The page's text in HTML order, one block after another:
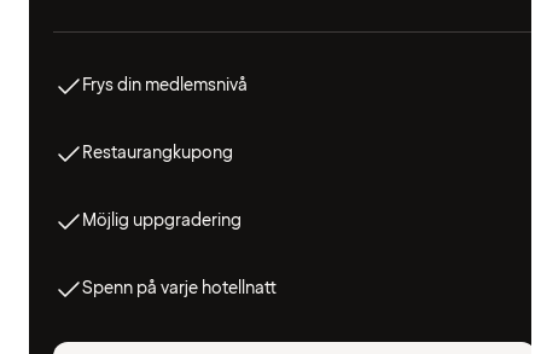
Frys din medlemsnivå
Restaurangkupong
Möjlig uppgradering
Spenn på varje hotellnatt